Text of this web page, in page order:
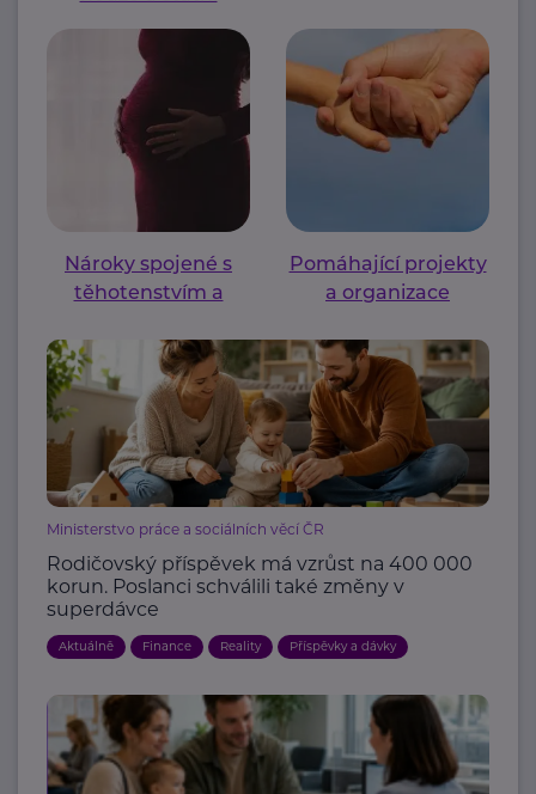
Nároky spojené s
těhotenstvím a
Pomáhající projekty
a organizace
Ministerstvo práce a sociálních věcí ČR
Rodičovský příspěvek má vzrůst na 400 000
korun. Poslanci schválili také změny v
superdávce
Aktuálně Finance Reality Příspěvky a dávky